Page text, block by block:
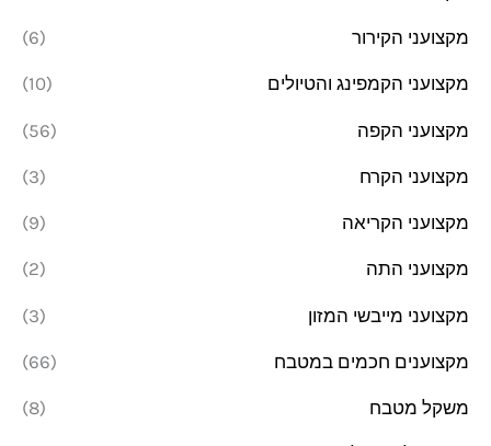
מקצועני הקירור (6)
מקצועני הקמפינג והטיולים (10)
מקצועני הקפה (56)
מקצועני הקרח (3)
מקצועני הקריאה (9)
מקצועני התה (2)
מקצועני מייבשי המזון (3)
מקצוענים חכמים במטבח (66)
משקל מטבח (8)